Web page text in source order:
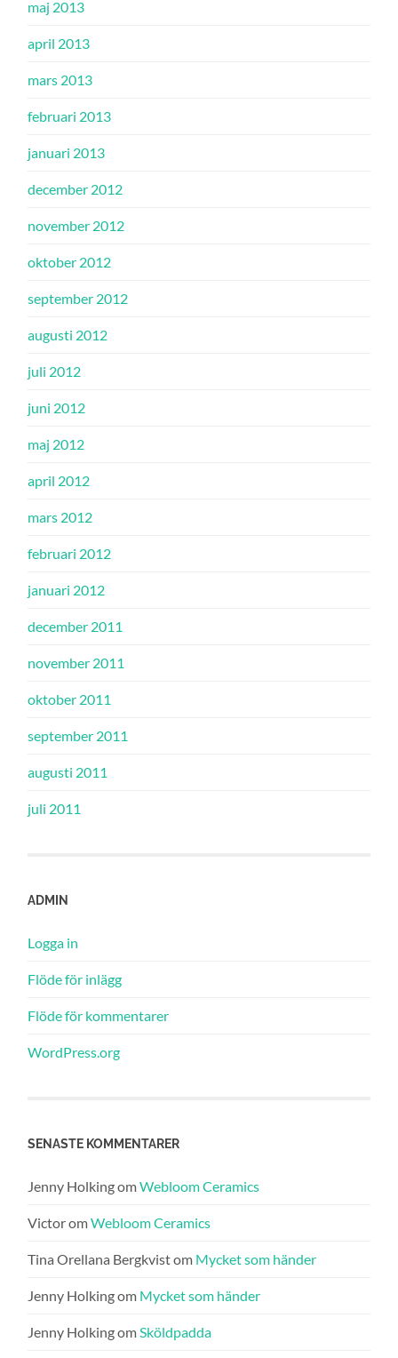
maj 2013
april 2013
mars 2013
februari 2013
januari 2013
december 2012
november 2012
oktober 2012
september 2012
augusti 2012
juli 2012
juni 2012
maj 2012
april 2012
mars 2012
februari 2012
januari 2012
december 2011
november 2011
oktober 2011
september 2011
augusti 2011
juli 2011
ADMIN
Logga in
Flöde för inlägg
Flöde för kommentarer
WordPress.org
SENASTE KOMMENTARER
Jenny HolkingomWebloom Ceramics
VictoromWebloom Ceramics
Tina Orellana Bergkvistom Mycket som händer
Jenny Holkingom Mycket som händer
Jenny Holkingom Sköldpadda